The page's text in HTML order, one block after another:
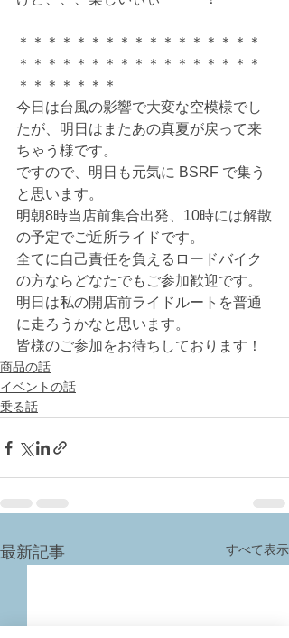
＊＊＊＊＊＊＊＊＊＊＊＊＊＊＊＊＊
＊＊＊＊＊＊＊＊＊＊＊＊＊＊＊＊＊
＊＊＊＊＊＊＊
今日は台風の影響で大変な空模様でし
たが、明日はまたあの真夏が戻って来
ちゃう様です。
ですので、明日も元気に BSRF で集う
と思います。
明朝8時当店前集合出発、10時には解散
の予定でご近所ライドです。
全てに自己責任を負えるロードバイク
の方ならどなたでもご参加歓迎です。
明日は私の開店前ライドルートを普通
に走ろうかなと思います。
皆様のご参加をお待ちしております！
商品の話
イベントの話
乗る話
最新記事 すべて表示